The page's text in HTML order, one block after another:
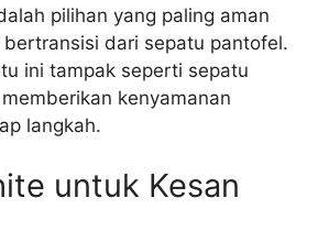
pilihan yang paling aman
dari sepatu pantofel.
ini tampak seperti sepatu
kenyamanan
langkah.
untuk Kesan